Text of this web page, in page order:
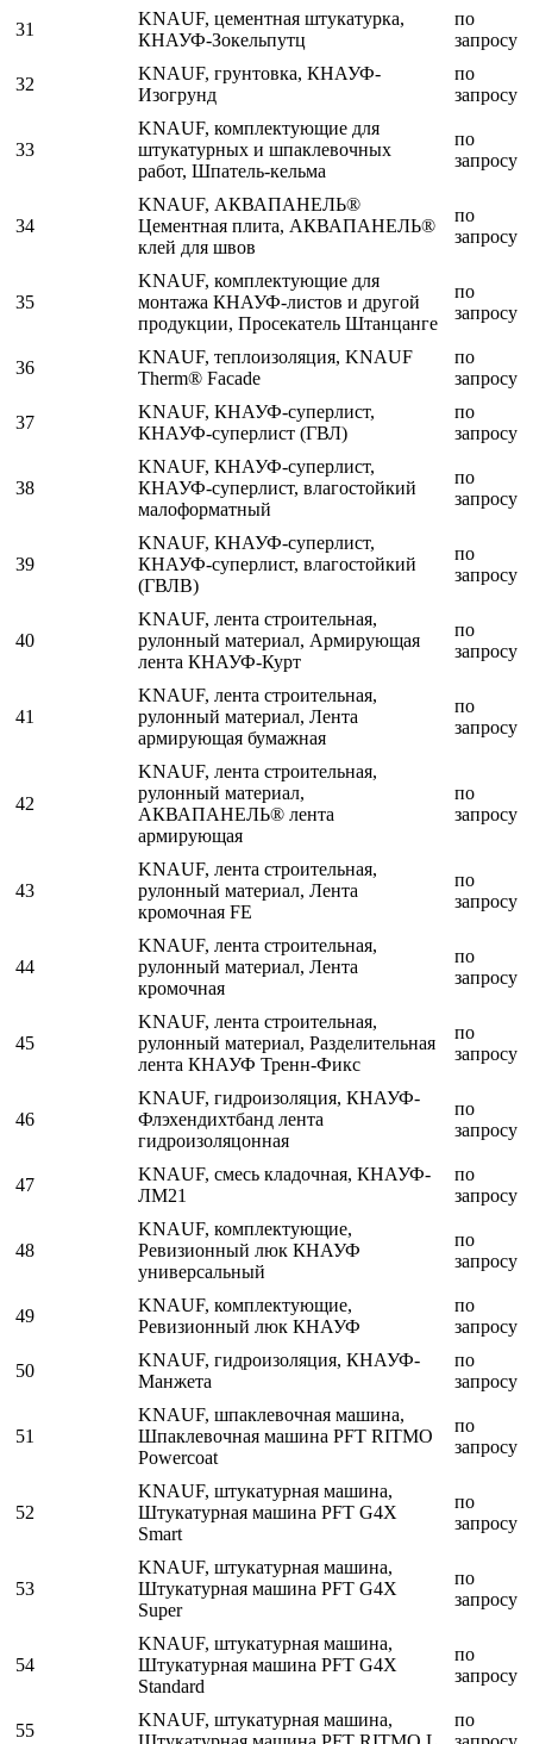
31
KNAUF, цементная штукатурка,
КНАУФ-Зокельпутц
по
запросу
32
KNAUF, грунтовка, КНАУФ-
Изогрунд
по
запросу
33
KNAUF, комплектующие для
штукатурных и шпаклевочных
работ, Шпатель-кельма
по
запросу
34
KNAUF, АКВАПАНЕЛЬ®
Цементная плита, АКВАПАНЕЛЬ®
клей для швов
по
запросу
35
KNAUF, комплектующие для
монтажа КНАУФ-листов и другой
продукции, Просекатель Штанцанге
по
запросу
36
KNAUF, теплоизоляция, KNAUF
Therm® Facade
по
запросу
37
KNAUF, КНАУФ-суперлист,
КНАУФ-суперлист (ГВЛ)
по
запросу
38
KNAUF, КНАУФ-суперлист,
КНАУФ-суперлист, влагостойкий
малоформатный
по
запросу
39
KNAUF, КНАУФ-суперлист,
КНАУФ-суперлист, влагостойкий
(ГВЛВ)
по
запросу
40
KNAUF, лента строительная,
рулонный материал, Армирующая
лента КНАУФ-Курт
по
запросу
41
KNAUF, лента строительная,
рулонный материал, Лента
армирующая бумажная
по
запросу
42
KNAUF, лента строительная,
рулонный материал,
АКВАПАНЕЛЬ® лента
армирующая
по
запросу
43
KNAUF, лента строительная,
рулонный материал, Лента
кромочная FE
по
запросу
44
KNAUF, лента строительная,
рулонный материал, Лента
кромочная
по
запросу
45
KNAUF, лента строительная,
рулонный материал, Разделительная
лента КНАУФ Тренн-Фикс
по
запросу
46
KNAUF, гидроизоляция, КНАУФ-
Флэхендихтбанд лента
гидроизоляцонная
по
запросу
47
KNAUF, смесь кладочная, КНАУФ-
ЛМ21
по
запросу
48
KNAUF, комплектующие,
Ревизионный люк КНАУФ
универсальный
по
запросу
49
KNAUF, комплектующие,
Ревизионный люк КНАУФ
по
запросу
50
KNAUF, гидроизоляция, КНАУФ-
Манжета
по
запросу
51
KNAUF, шпаклевочная машина,
Шпаклевочная машина PFT RITMO
Powercoat
по
запросу
52
KNAUF, штукатурная машина,
Штукатурная машина PFT G4X
Smart
по
запросу
53
KNAUF, штукатурная машина,
Штукатурная машина PFT G4X
Super
по
запросу
54
KNAUF, штукатурная машина,
Штукатурная машина PFT G4X
Standard
по
запросу
55
KNAUF, штукатурная машина,
по